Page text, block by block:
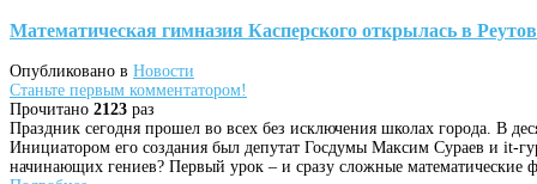
Математическая гимназия Касперского открылась в
Опубликовано в Новости
Станьте первым комментатором!
Прочитано 2123 раз
Праздник сегодня прошел во всех без исключения школах города. В
Инициатором его создания был депутат Госдумы Максим Сураев и it-
начинающих гениев? Первый урок – и сразу сложные